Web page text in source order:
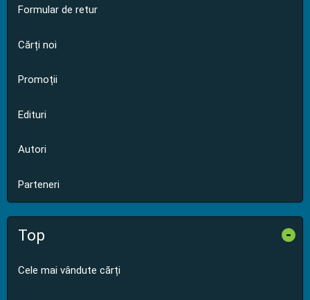
Formular de retur
Cărți noi
Promoții
Edituri
Autori
Parteneri
Top -
Cele mai vândute cărți